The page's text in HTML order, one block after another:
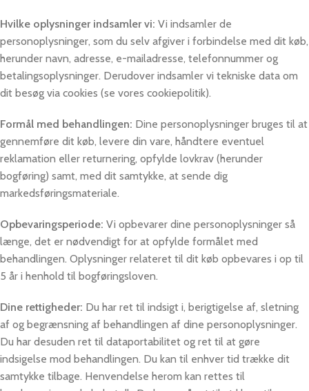
Hvilke oplysninger indsamler vi: Vi indsamler de
personoplysninger, som du selv afgiver i forbindelse med dit køb,
herunder navn, adresse, e-mailadresse, telefonnummer og
betalingsoplysninger. Derudover indsamler vi tekniske data om
dit besøg via cookies (se vores cookiepolitik).
Formål med behandlingen: Dine personoplysninger bruges til at
gennemføre dit køb, levere din vare, håndtere eventuel
reklamation eller returnering, opfylde lovkrav (herunder
bogføring) samt, med dit samtykke, at sende dig
markedsføringsmateriale.
Opbevaringsperiode: Vi opbevarer dine personoplysninger så
længe, det er nødvendigt for at opfylde formålet med
behandlingen. Oplysninger relateret til dit køb opbevares i op til
5 år i henhold til bogføringsloven.
Dine rettigheder: Du har ret til indsigt i, berigtigelse af, sletning
af og begrænsning af behandlingen af dine personoplysninger.
Du har desuden ret til dataportabilitet og ret til at gøre
indsigelse mod behandlingen. Du kan til enhver tid trække dit
samtykke tilbage. Henvendelse herom kan rettes til